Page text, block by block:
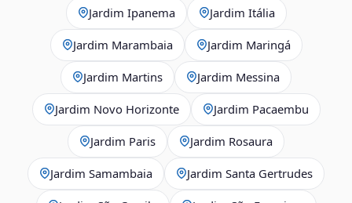
Jardim Ipanema Jardim Itália
Jardim Marambaia Jardim Maringá
Jardim Martins Jardim Messina
Jardim Novo Horizonte Jardim Pacaembu
Jardim Paris Jardim Rosaura
Jardim Samambaia Jardim Santa Gertrudes